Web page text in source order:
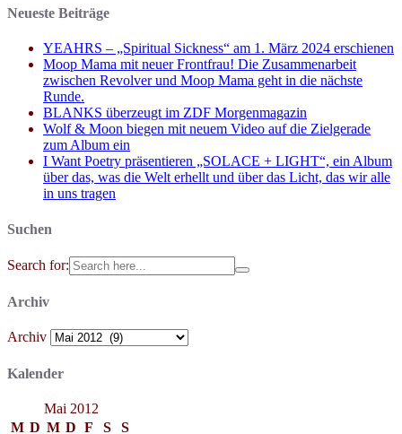
Neueste Beiträge
YEAHRS – „Spiritual Sickness“ am 1. März 2024 erschienen
Moop Mama mit neuer Frontfrau! Die Zusammenarbeit
zwischen Revolver und Moop Mama geht in die nächste
Runde.
BLANKS überzeugt im ZDF Morgenmagazin
Wolf & Moon biegen mit neuem Video auf die Zielgerade
zum Album ein
I Want Poetry präsentieren „SOLACE + LIGHT“, ein Album
über das, was die Welt erhellt und über das Licht, das wir alle
in uns tragen
Suchen
Search for:
Archiv
Archiv
Kalender
Mai 2012
M D M D F S S